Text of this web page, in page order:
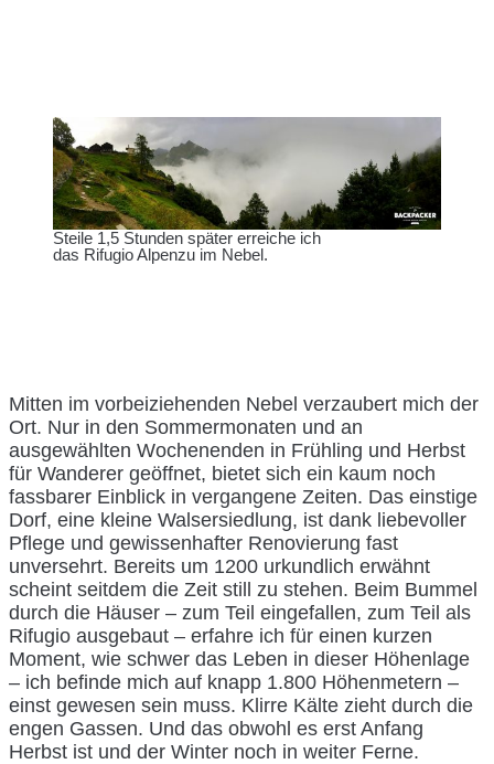
Steile 1,5 Stunden später erreiche ich
das Rifugio Alpenzu im Nebel.
Mitten im vorbeiziehenden Nebel verzaubert mich der
Ort. Nur in den Sommermonaten und an
ausgewählten Wochenenden in Frühling und Herbst
für Wanderer geöffnet, bietet sich ein kaum noch
fassbarer Einblick in vergangene Zeiten. Das einstige
Dorf, eine kleine Walsersiedlung, ist dank liebevoller
Pflege und gewissenhafter Renovierung fast
unversehrt. Bereits um 1200 urkundlich erwähnt
scheint seitdem die Zeit still zu stehen. Beim Bummel
durch die Häuser – zum Teil eingefallen, zum Teil als
Rifugio ausgebaut – erfahre ich für einen kurzen
Moment, wie schwer das Leben in dieser Höhenlage
– ich befinde mich auf knapp 1.800 Höhenmetern –
einst gewesen sein muss. Klirre Kälte zieht durch die
engen Gassen. Und das obwohl es erst Anfang
Herbst ist und der Winter noch in weiter Ferne.